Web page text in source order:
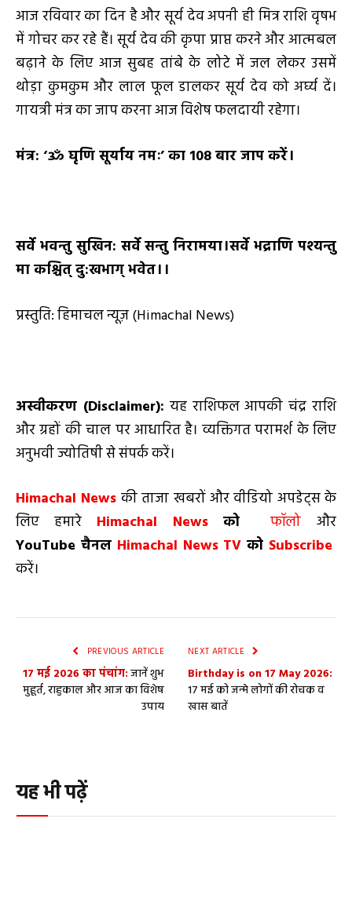
आज रविवार का दिन है और सूर्य देव अपनी ही मित्र राशि वृषभ
में गोचर कर रहे हैं। सूर्य देव की कृपा प्राप्त करने और आत्मबल
बढ़ाने के लिए आज सुबह तांबे के लोटे में जल लेकर उसमें
थोड़ा कुमकुम और लाल फूल डालकर सूर्य देव को अर्घ्य दें।
गायत्री मंत्र का जाप करना आज विशेष फलदायी रहेगा।
मंत्र: ‘ॐ घृणि सूर्याय नमः’ का 108 बार जाप करें।
सर्वे भवन्तु सुखिन: सर्वे सन्तु निरामया।सर्वे भद्राणि पश्यन्तु
मा कश्चित् दु:खभाग् भवेत।।
प्रस्तुति: हिमाचल न्यूज़ (Himachal News)
अस्वीकरण (Disclaimer): यह राशिफल आपकी चंद्र राशि
और ग्रहों की चाल पर आधारित है। व्यक्तिगत परामर्श के लिए
अनुभवी ज्योतिषी से संपर्क करें।
Himachal News की ताजा खबरों और वीडियो अपडेट्स के
लिए हमारे Himachal News को फॉलो
और
YouTube चैनल Himachal News TVको Subscribe
करें।
PREVIOUS ARTICLE
17 मई 2026 का पंचांग:जानें शुभ
मुहूर्त, राहुकाल और आज का विशेष
उपाय
NEXT ARTICLE
Birthday is on 17 May 2026:
17 मई को जन्मे लोगों की रोचक व
खास बातें
यह भी पढ़ें